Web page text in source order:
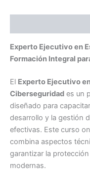
Experto Ejecutivo en
Formación Integral
El Experto Ejecutivo
Ciberseguridad es un
diseñado para
desarrollo y la gestión
efectivas. Este curso
combina aspectos
garantizar la
modernas.